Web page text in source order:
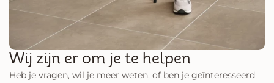
Wij zijn er om je te helpen
Heb je vragen, wil je meer weten, of ben je geïnteresseerd